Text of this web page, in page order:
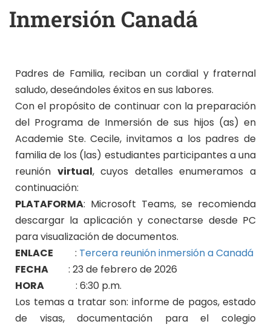
Inmersión Canadá
Padres de Familia, reciban un cordial y fraternal
saludo, deseándoles éxitos en sus labores.
Con el propósito de continuar con la preparación
del Programa de Inmersión de sus hijos (as) en
Academie Ste. Cecile, invitamos a los padres de
familia de los (las) estudiantes participantes a una
reunión virtual, cuyos detalles enumeramos a
continuación:
PLATAFORMA: Microsoft Teams, se recomienda
descargar la aplicación y conectarse desde PC
para visualización de documentos.
ENLACE : Tercera reunión inmersión a Canadá
FECHA : 23 de febrero de 2026
HORA : 6:30 p.m.
Los temas a tratar son: informe de pagos, estado
de visas, documentación para el colegio